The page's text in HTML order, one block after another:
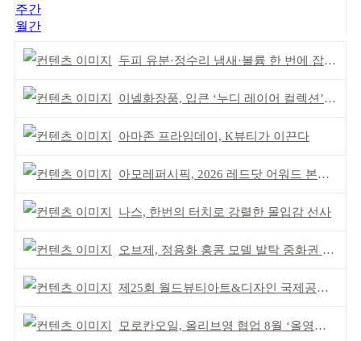
주간
월간
두피 유분·정수리 냄새·볼륨 한 번에 잡는다
이넬화장품, 입큰 ‘누디 레이어 컬렉션’ 출시
아마존 프라임데이, K뷰티가 이끈다
아모레퍼시픽, 2026 레드닷 어워드 본상 2개 수상
나스, 한번의 터치로 강렬한 몰입감 선사
오브제, 정용화 홍콩 모델 발탁 중화권 공략 강화
제25회 월드뷰티아트&디자인 국제공모전 시상식 성황
모로칸오일, 올리브영 협업 8월 ‘올영픽’ 선정